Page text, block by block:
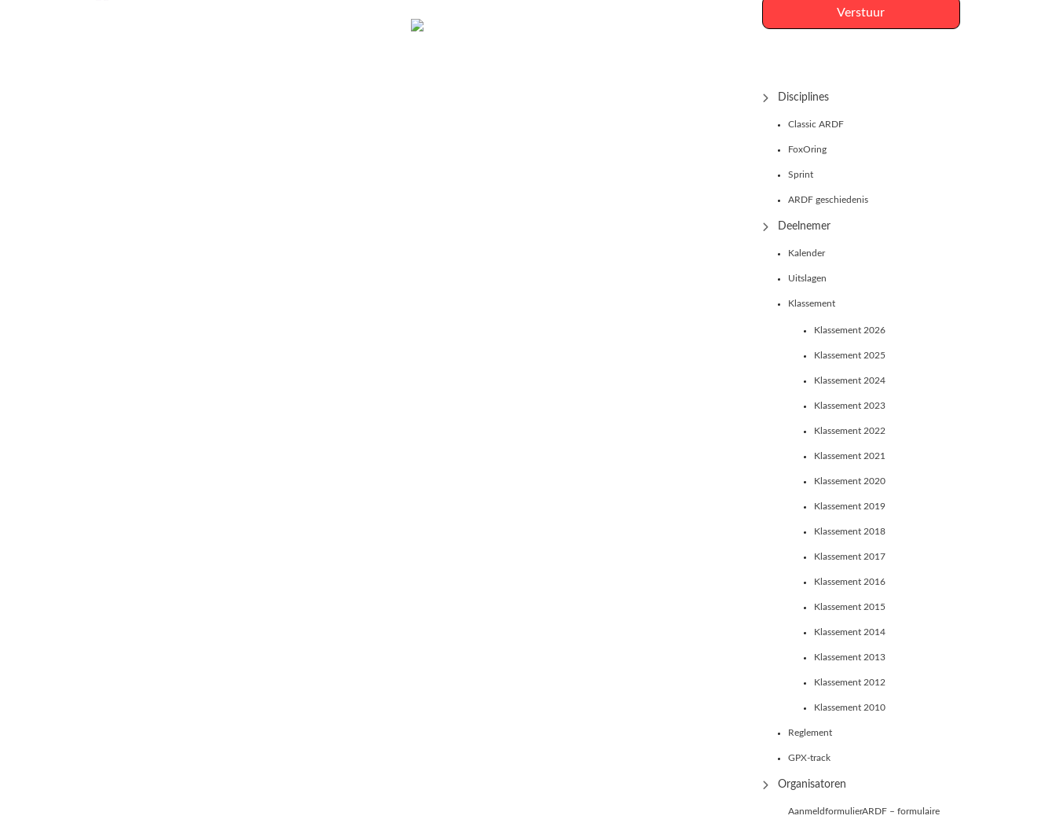
Verstuur
Disciplines
Classic ARDF
FoxOring
Sprint
ARDF geschiedenis
Deelnemer
Kalender
Uitslagen
Klassement
Klassement 2026
Klassement 2025
Klassement 2024
Klassement 2023
Klassement 2022
Klassement 2021
Klassement 2020
Klassement 2019
Klassement 2018
Klassement 2017
Klassement 2016
Klassement 2015
Klassement 2014
Klassement 2013
Klassement 2012
Klassement 2010
Reglement
GPX-track
Organisatoren
AanmeldformulierARDF – formulaire